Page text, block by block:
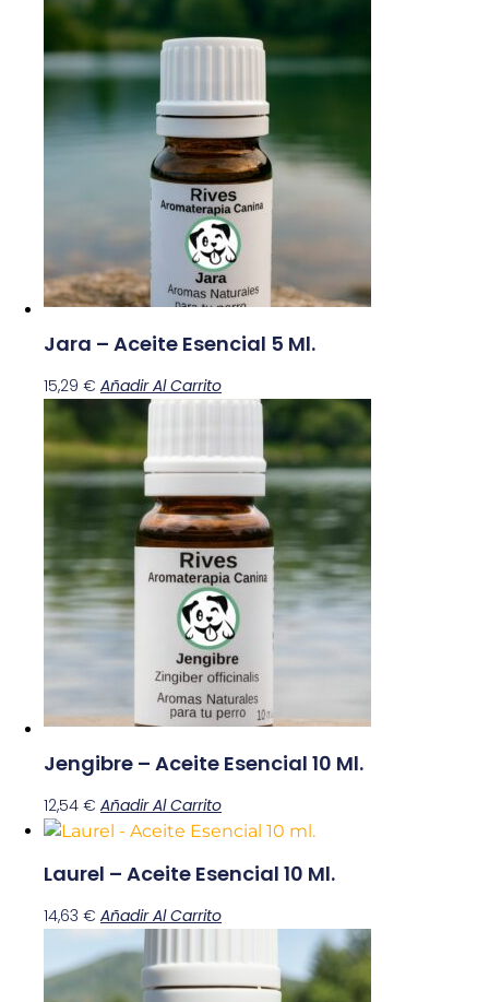
Jara – Aceite Esencial 5 Ml.
15,29 € Añadir Al Carrito
Jengibre – Aceite Esencial 10 Ml.
12,54 € Añadir Al Carrito
Laurel – Aceite Esencial 10 Ml.
14,63 € Añadir Al Carrito